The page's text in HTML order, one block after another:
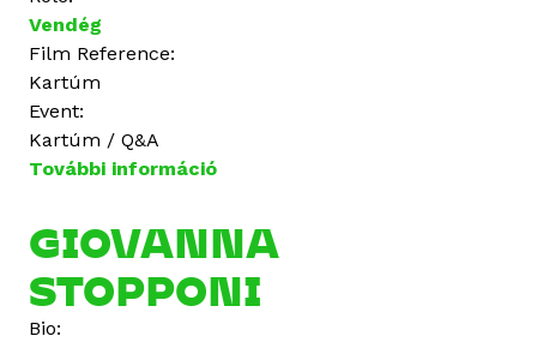
Vendég
Film Reference:
Kartúm
Event:
Kartúm / Q&A
További információ
o
v
a
n
GIOVANNA
STOPPONI
Bio: